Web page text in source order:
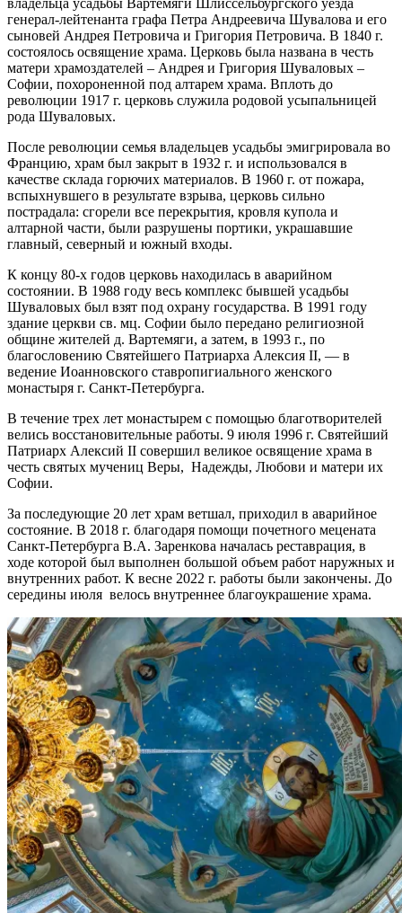
генерал-лейтенанта графа Петра Андреевича Шувалова и его
сыновей Андрея Петровича и Григория Петровича. В 1840 г.
состоялось освящение храма. Церковь была названа в честь
матери храмоздателей – Андрея и Григория Шуваловых –
Софии, похороненной под алтарем храма. Вплоть до
революции 1917 г. церковь служила родовой усыпальницей
рода Шуваловых.
После революции семья владельцев усадьбы эмигрировала во
Францию, храм был закрыт в 1932 г. и использовался в
качестве склада горючих материалов. В 1960 г. от пожара,
вспыхнувшего в результате взрыва, церковь сильно
пострадала: сгорели все перекрытия, кровля купола и
алтарной части, были разрушены портики, украшавшие
главный, северный и южный входы.
К концу 80-х годов церковь находилась в аварийном
состоянии. В 1988 году весь комплекс бывшей усадьбы
Шуваловых был взят под охрану государства. В 1991 году
здание церкви св. мц. Софии было передано религиозной
общине жителей д. Вартемяги, а затем, в 1993 г., по
благословению Святейшего Патриарха Алексия II, — в
ведение Иоанновского ставропигиального женского
монастыря г. Санкт-Петербурга.
В течение трех лет монастырем с помощью благотворителей
велись восстановительные работы. 9 июля 1996 г. Святейший
Патриарх Алексий II совершил великое освящение храма в
честь святых мучениц Веры, Надежды, Любови и матери их
Софии.
За последующие 20 лет храм ветшал, приходил в аварийное
состояние. В 2018 г. благодаря помощи почетного мецената
Санкт-Петербурга В.А. Заренкова началась реставрация, в
ходе которой был выполнен большой объем работ наружных и
внутренних работ. К весне 2022 г. работы были закончены. До
середины июля велось внутреннее благоукрашение храма.